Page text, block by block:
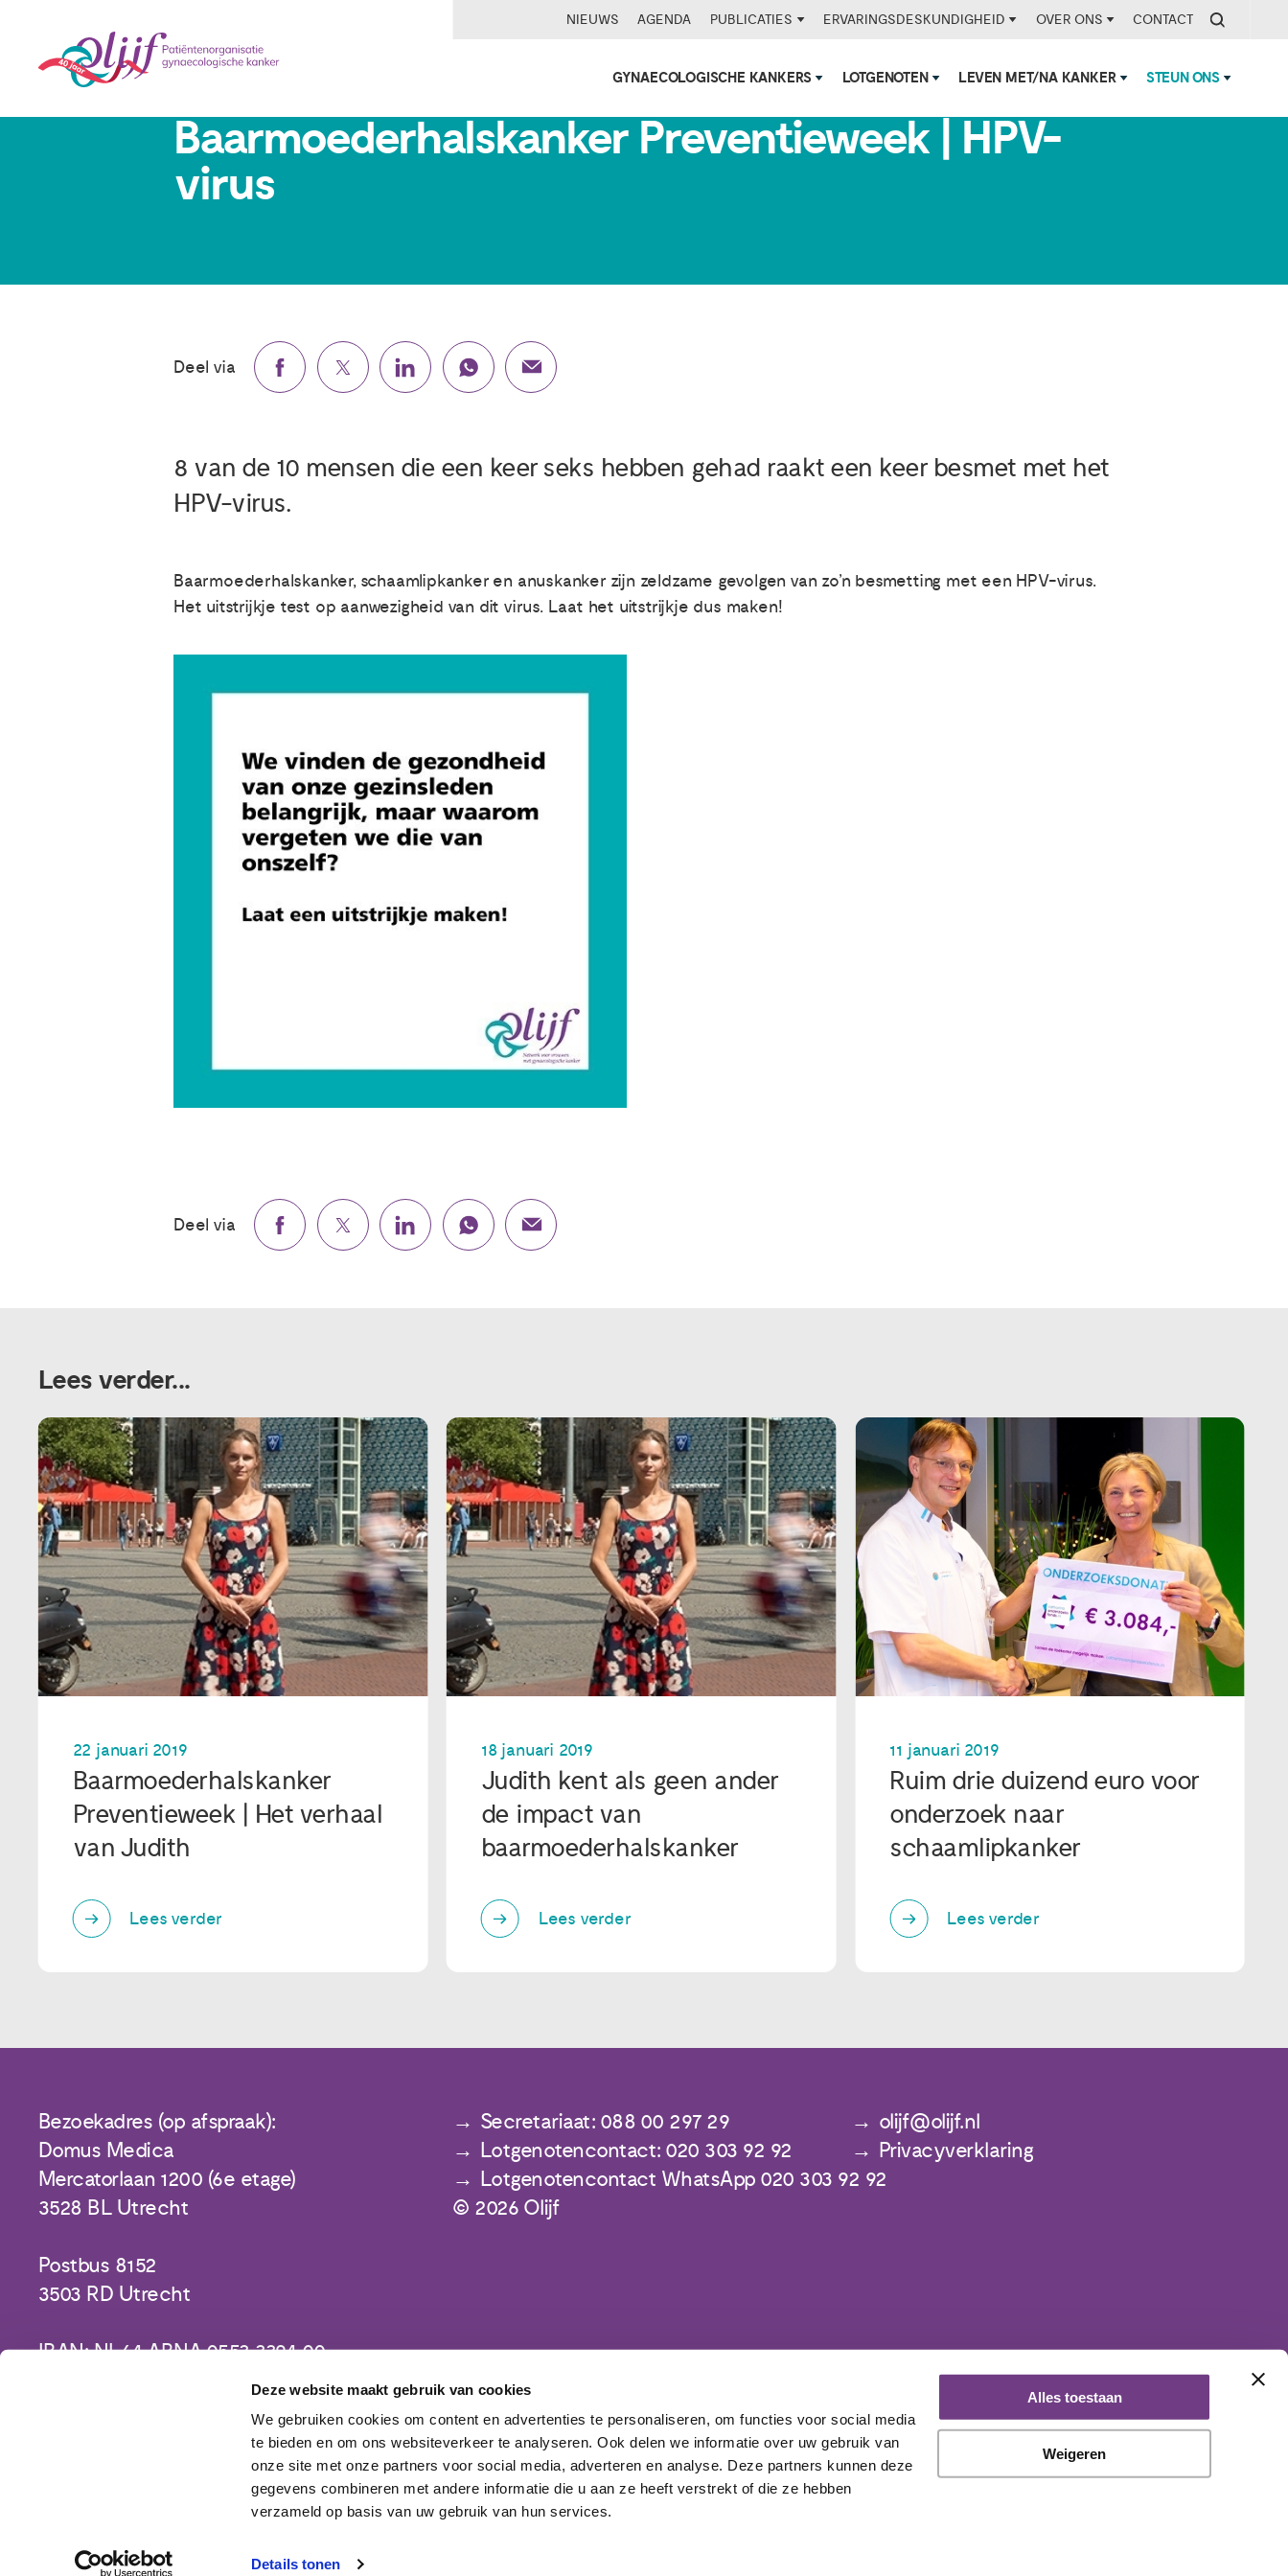
Deze website maakt gebruik van cookies
We gebruiken cookies om content en advertenties te personaliseren, om functies voor social media
te bieden en om ons websiteverkeer te analyseren. Ook delen we informatie over uw gebruik van
onze site met onze partners voor social media, adverteren en analyse. Deze partners kunnen deze
gegevens combineren met andere informatie die u aan ze heeft verstrekt of die ze hebben
verzameld op basis van uw gebruik van hun services.
Details tonen
Alles toestaan
Weigeren
NIEUWS AGENDA PUBLICATIES ERVARINGSDESKUNDIGHEID OVER ONS CONTACT
GYNAECOLOGISCHE KANKERS LOTGENOTEN LEVEN MET/NA KANKER STEUN ONS
Baarmoederhalskanker Preventieweek | HPV-
virus
Deel via
8 van de 10 mensen die een keer seks hebben gehad raakt een keer besmet met het
HPV-virus.
Baarmoederhalskanker, schaamlipkanker en anuskanker zijn zeldzame gevolgen van zo’n besmetting met een HPV-virus.
Het uitstrijkje test op aanwezigheid van dit virus. Laat het uitstrijkje dus maken!
Deel via
Lees verder...
22 januari 2019
Baarmoederhalskanker
Preventieweek | Het verhaal
van Judith
Lees verder
18 januari 2019
Judith kent als geen ander
de impact van
baarmoederhalskanker
Lees verder
11 januari 2019
Ruim drie duizend euro voor
onderzoek naar
schaamlipkanker
Lees verder
Bezoekadres (op afspraak):
Domus Medica
Mercatorlaan 1200 (6e etage)
3528 BL Utrecht
Postbus 8152
3503 RD Utrecht
IBAN: NL64 ABNA 0553 3394 00
Secretariaat: 088 00 297 29
olijf@olijf.nl
Lotgenotencontact: 020 303 92 92
Privacyverklaring
Lotgenotencontact WhatsApp 020 303 92 92
© 2026 Olijf
Meld je aan voor de nieuwsbrief